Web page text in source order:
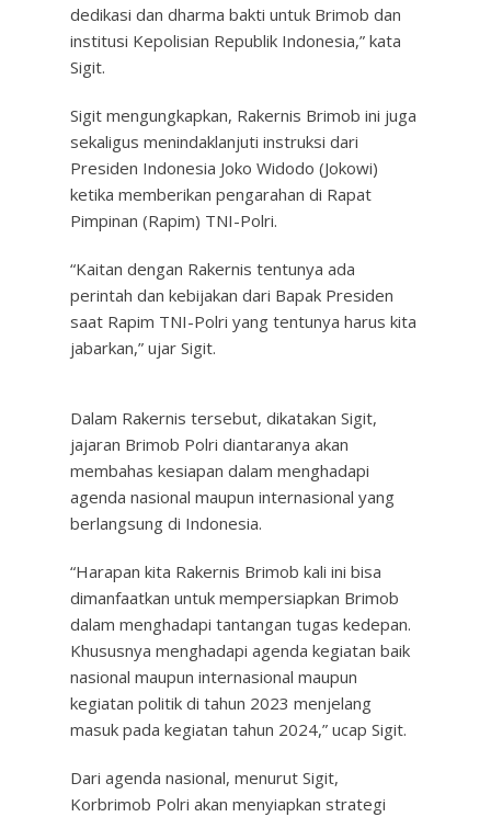
dedikasi dan dharma bakti untuk Brimob dan
institusi Kepolisian Republik Indonesia,” kata
Sigit.
Sigit mengungkapkan, Rakernis Brimob ini juga
sekaligus menindaklanjuti instruksi dari
Presiden Indonesia Joko Widodo (Jokowi)
ketika memberikan pengarahan di Rapat
Pimpinan (Rapim) TNI-Polri.
“Kaitan dengan Rakernis tentunya ada
perintah dan kebijakan dari Bapak Presiden
saat Rapim TNI-Polri yang tentunya harus kita
jabarkan,” ujar Sigit.
Dalam Rakernis tersebut, dikatakan Sigit,
jajaran Brimob Polri diantaranya akan
membahas kesiapan dalam menghadapi
agenda nasional maupun internasional yang
berlangsung di Indonesia.
“Harapan kita Rakernis Brimob kali ini bisa
dimanfaatkan untuk mempersiapkan Brimob
dalam menghadapi tantangan tugas kedepan.
Khususnya menghadapi agenda kegiatan baik
nasional maupun internasional maupun
kegiatan politik di tahun 2023 menjelang
masuk pada kegiatan tahun 2024,” ucap Sigit.
Dari agenda nasional, menurut Sigit,
Korbrimob Polri akan menyiapkan strategi